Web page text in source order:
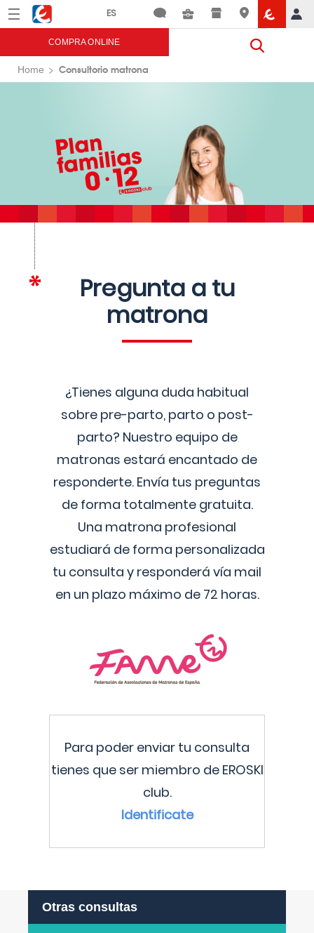
Menú Eroski
COMPRA ONLINE
Home Consultorio matrona
Pregunta a tu
matrona
¿Tienes alguna duda habitual
sobre pre-parto, parto o post-
parto? Nuestro equipo de
matronas estará encantado de
responderte. Envía tus preguntas
de forma totalmente gratuita.
Una matrona profesional
estudiará de forma personalizada
tu consulta y responderá vía mail
en un plazo máximo de 72 horas.
Para poder enviar tu consulta
tienes que ser miembro de EROSKI
club.
Identificate
Otras consultas